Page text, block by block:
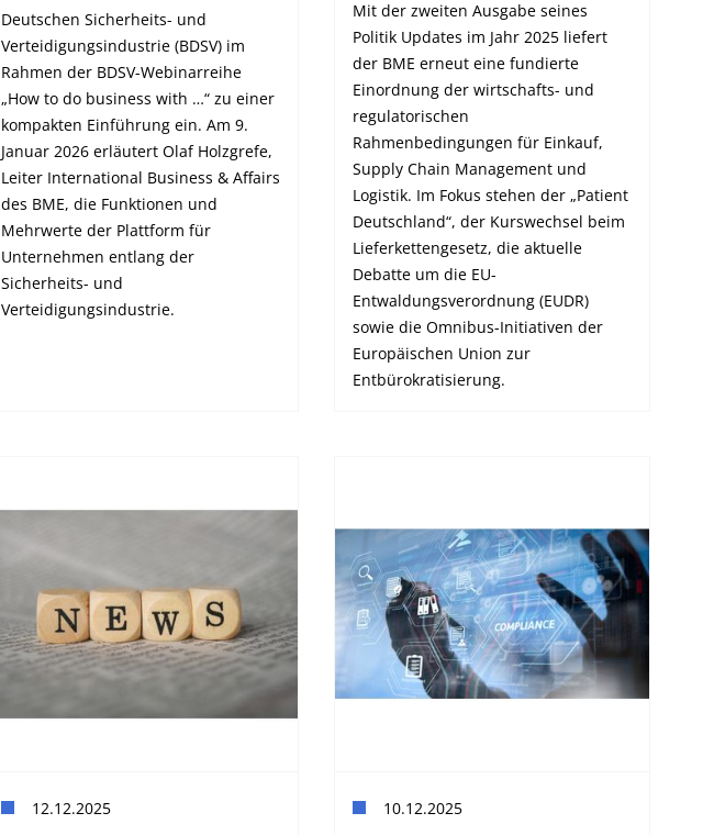
Deutschen Sicherheits- und
Verteidigungsindustrie (BDSV) im
Rahmen der BDSV-Webinarreihe
„How to do business with …“ zu einer
kompakten Einführung ein. Am 9.
Januar 2026 erläutert Olaf Holzgrefe,
Leiter International Business & Affairs
des BME, die Funktionen und
Mehrwerte der Plattform für
Unternehmen entlang der
Sicherheits- und
Verteidigungsindustrie.
Mit der zweiten Ausgabe seines
Politik Updates im Jahr 2025 liefert
der BME erneut eine fundierte
Einordnung der wirtschafts- und
regulatorischen
Rahmenbedingungen für Einkauf,
Supply Chain Management und
Logistik. Im Fokus stehen der „Patient
Deutschland“, der Kurswechsel beim
Lieferkettengesetz, die aktuelle
Debatte um die EU-
Entwaldungsverordnung (EUDR)
sowie die Omnibus-Initiativen der
Europäischen Union zur
Entbürokratisierung.
12.12.2025 10.12.2025